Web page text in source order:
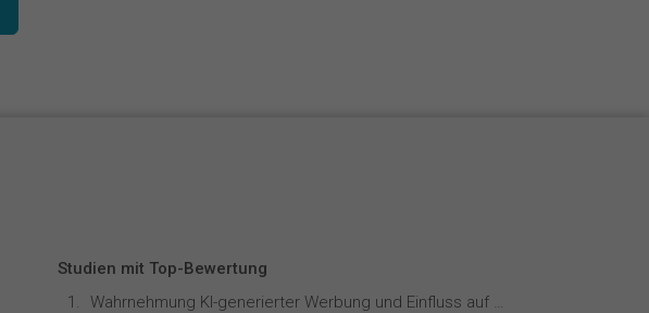
Studien mit Top-Bewertung
Wahrnehmung KI-generierter Werbung und Einfluss auf Markenvertrauen